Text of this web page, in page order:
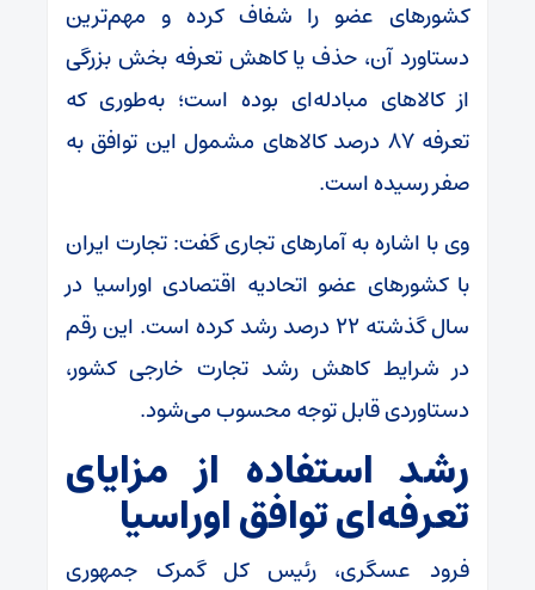
کشور‌های عضو را شفاف کرده و مهم‌ترین
دستاورد آن، حذف یا کاهش تعرفه بخش بزرگی
از کالا‌های مبادله‌ای بوده است؛ به‌طوری که
تعرفه ۸۷ درصد کالا‌های مشمول این توافق به
صفر رسیده است.
وی با اشاره به آمار‌های تجاری گفت: تجارت ایران
با کشور‌های عضو اتحادیه اقتصادی اوراسیا در
سال گذشته ۲۲ درصد رشد کرده است. این رقم
در شرایط کاهش رشد تجارت خارجی کشور،
دستاوردی قابل توجه محسوب می‌شود.
رشد استفاده از مزایای
تعرفه‌ای توافق اوراسیا
فرود عسگری، رئیس کل گمرک جمهوری